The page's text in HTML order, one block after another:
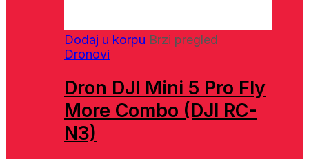
Dodaj u korpu Brzi pregled
Dronovi
Dron DJI Mini 5 Pro Fly
More Combo (DJI RC-
N3)